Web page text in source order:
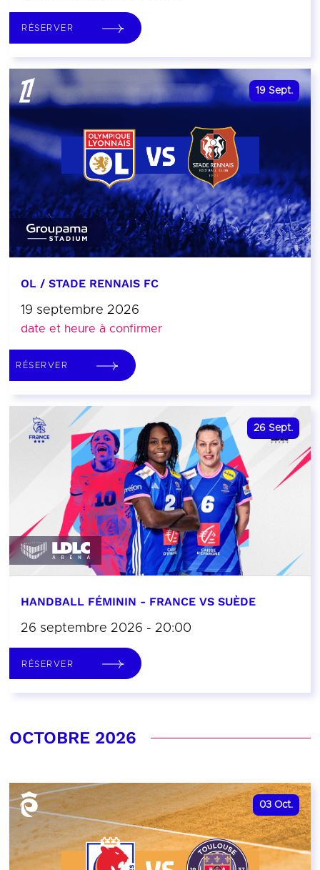
RÉSERVER
19 Sept.
OL / STADE RENNAIS FC
19 septembre 2026
date et heure à confirmer
RÉSERVER
26 Sept.
HANDBALL FÉMININ - FRANCE VS SUÈDE
26 septembre 2026 - 20:00
RÉSERVER
OCTOBRE 2026
03 Oct.